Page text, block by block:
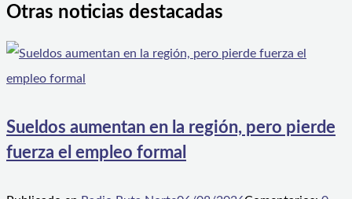
Otras noticias destacadas
Sueldos aumentan en la región, pero pierde
fuerza el empleo formal